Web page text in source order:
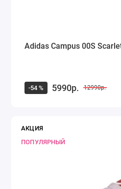
Adidas Campus 00S
-54 % 5990р. 12990р.
АКЦИЯ
ПОПУЛЯРНЫЙ